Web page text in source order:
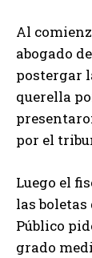
Al
abogado
postergar
querella
por el
Luego el
las
Público
grado